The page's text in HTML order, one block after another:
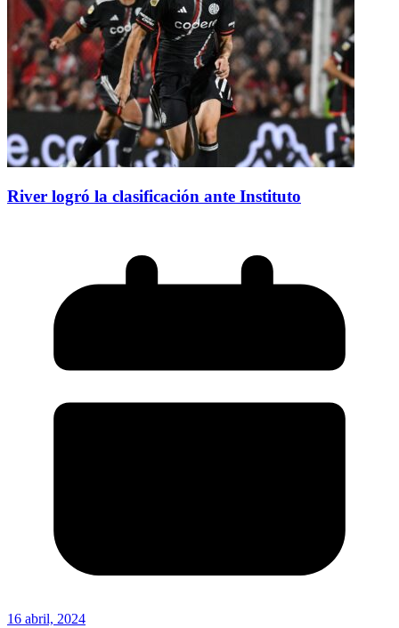
River logró la clasificación ante Instituto
16 abril, 2024